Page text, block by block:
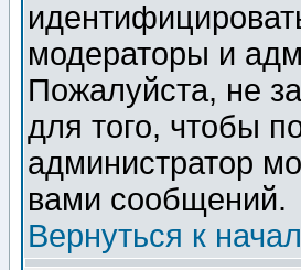
модераторы и
Пожалуйста, не
для того, чтобы
администратор
вами сообщений.
Вернуться к